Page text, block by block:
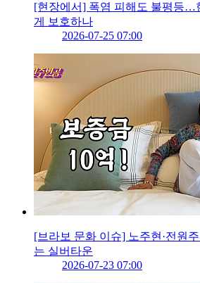
[현장에서] 폭염 피해도 불평등…
게 보호하나
2026-07-25 07:00
[브라보 문화 이슈] 노주현·전원
는 실버타운
2026-07-23 07:00